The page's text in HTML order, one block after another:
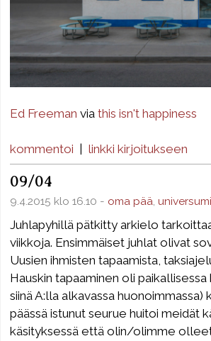
Ed Freeman via this isn't happiness
kommentoi linkki kirjoitukseen
09/04
9.4.2015 klo 16.10 - oma pää, universumi
Juhlapyhillä pätkitty arkielo
viikkoja. Ensimmäiset juhlat olivat
Uusien ihmisten tapaamista,
Hauskin tapaaminen oli
siinä A:lla alkavassa huonoimmassa)
päässä istunut seurue huitoi meidät
käsityksessä että olin/olimme